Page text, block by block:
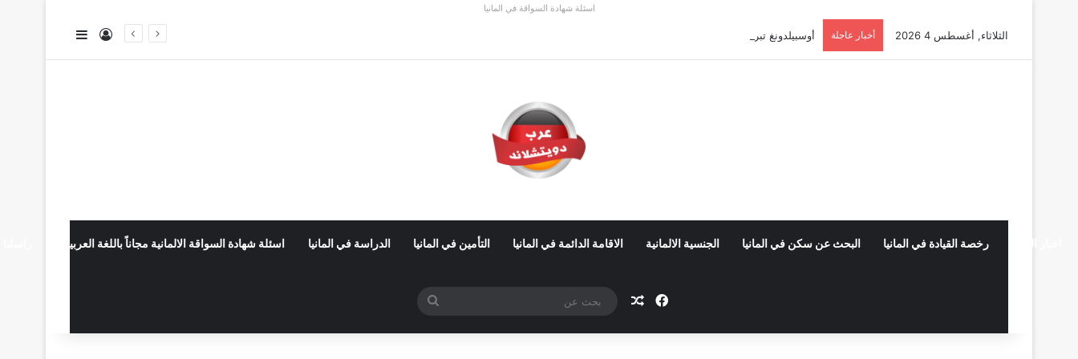
اسئلة شهادة السواقة في المانيا
الثلاثاء, أغسطس 4 2026 أخبار عاجلة أوسبيلدونغ تبريد مراكز البيانات في ألمانيا 2026: الأجور والشروط تسجيل الدخول
رخصة القيادة في المانيا البحث عن سكن في المانيا الجنسية الالمانية الاقامة الدائمة في المانيا التأمين في المانيا الدراسة في المانيا اسئلة شهادة السواقة الالمانية مجاناً باللغة العربية
فيسبوكمقال عشوائي